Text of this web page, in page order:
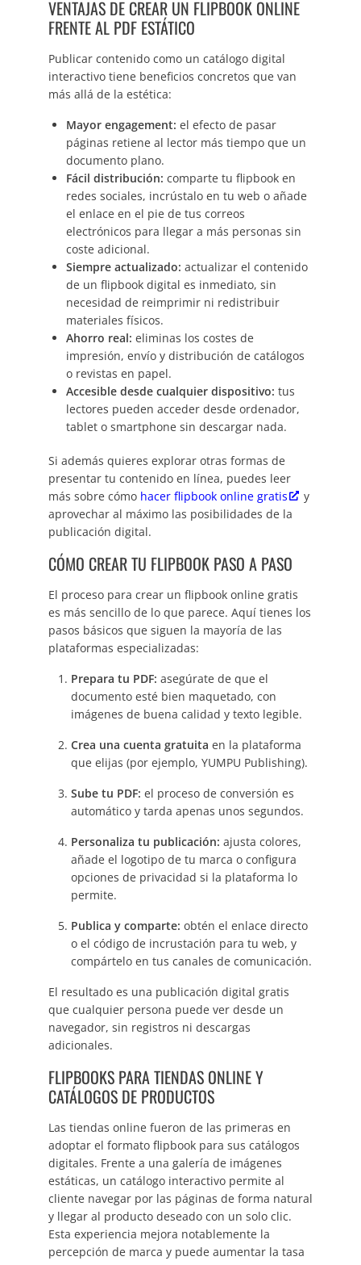
VENTAJAS DE CREAR UN FLIPBOOK ONLINE
FRENTE AL PDF ESTÁTICO
Publicar contenido como un catálogo digital
interactivo tiene beneficios concretos que van
más allá de la estética:
Mayor engagement: el efecto de pasar
páginas retiene al lector más tiempo que un
documento plano.
Fácil distribución: comparte tu flipbook en
redes sociales, incrústalo en tu web o añade
el enlace en el pie de tus correos
electrónicos para llegar a más personas sin
coste adicional.
Siempre actualizado: actualizar el contenido
de un flipbook digital es inmediato, sin
necesidad de reimprimir ni redistribuir
materiales físicos.
Ahorro real: eliminas los costes de
impresión, envío y distribución de catálogos
o revistas en papel.
Accesible desde cualquier dispositivo: tus
lectores pueden acceder desde ordenador,
tablet o smartphone sin descargar nada.
Si además quieres explorar otras formas de
presentar tu contenido en línea, puedes leer
más sobre cómo hacer flipbook online gratis
y
aprovechar al máximo las posibilidades de la
publicación digital.
CÓMO CREAR TU FLIPBOOK PASO A PASO
El proceso para crear un flipbook online gratis
es más sencillo de lo que parece. Aquí tienes los
pasos básicos que siguen la mayoría de las
plataformas especializadas:
Prepara tu PDF: asegúrate de que el
documento esté bien maquetado, con
imágenes de buena calidad y texto legible.
Crea una cuenta gratuita en la plataforma
que elijas (por ejemplo, YUMPU Publishing).
Sube tu PDF: el proceso de conversión es
automático y tarda apenas unos segundos.
Personaliza tu publicación: ajusta colores,
añade el logotipo de tu marca o configura
opciones de privacidad si la plataforma lo
permite.
Publica y comparte: obtén el enlace directo
o el código de incrustación para tu web, y
compártelo en tus canales de comunicación.
El resultado es una publicación digital gratis
que cualquier persona puede ver desde un
navegador, sin registros ni descargas
adicionales.
FLIPBOOKS PARA TIENDAS ONLINE Y
CATÁLOGOS DE PRODUCTOS
Las tiendas online fueron de las primeras en
adoptar el formato flipbook para sus catálogos
digitales. Frente a una galería de imágenes
estáticas, un catálogo interactivo permite al
cliente navegar por las páginas de forma natural
y llegar al producto deseado con un solo clic.
Esta experiencia mejora notablemente la
percepción de marca y puede aumentar la tasa